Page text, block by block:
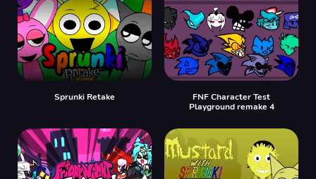
Sprunki Retake
FNF Character Test
Playground remake 4